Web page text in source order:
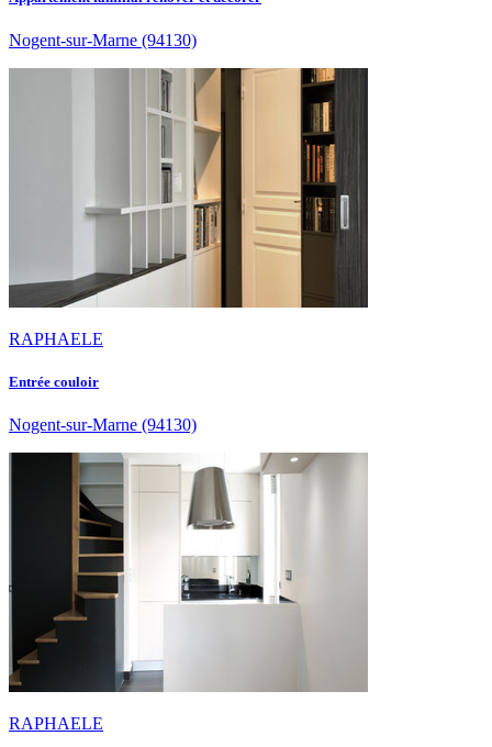
Nogent-sur-Marne (94130)
RAPHAELE
Entrée couloir
Nogent-sur-Marne (94130)
RAPHAELE